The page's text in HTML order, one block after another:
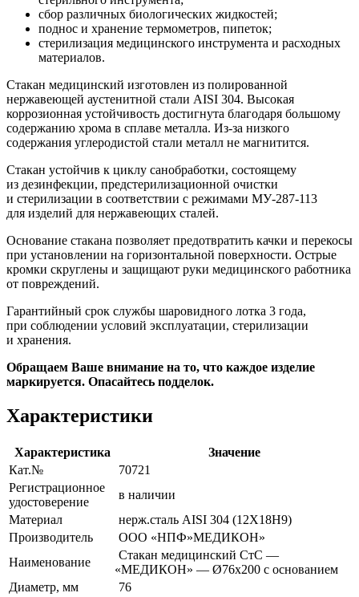
сбор различных биологических жидкостей;
поднос и хранение термометров, пипеток;
стерилизация медицинского инструмента и расходных
материалов.
Стакан медицинский изготовлен из полированной
нержавеющей аустенитной стали AISI 304. Высокая
коррозионная устойчивость достигнута благодаря большому
содержанию хрома в сплаве металла. Из-за низкого
содержания углеродистой стали металл не магнитится.
Стакан устойчив к циклу санобработки, состоящему
из дезинфекции, предстерилизационной очистки
и стерилизации в соответствии с режимами МУ-287-113
для изделий для нержавеющих сталей.
Основание стакана позволяет предотвратить качки и перекосы
при установлении на горизонтальной поверхности. Острые
кромки скруглены и защищают руки медицинского работника
от повреждений.
Гарантийный срок службы шаровидного лотка 3 года,
при соблюдении условий эксплуатации, стерилизации
и хранения.
Обращаем Ваше внимание на то, что каждое изделие
маркируется. Опасайтесь подделок.
Характеристики
Характеристика
Значение
Кат.№
70721
Регистрационное
удостоверение
в наличии
Материал
нерж.сталь AISI 304 (12Х18Н9)
Производитель
ООО «НПФ»МЕДИКОН»
Наименование
Стакан медицинский СтС —
«МЕДИКОН» — Ø76х200 с основанием
Диаметр, мм
76